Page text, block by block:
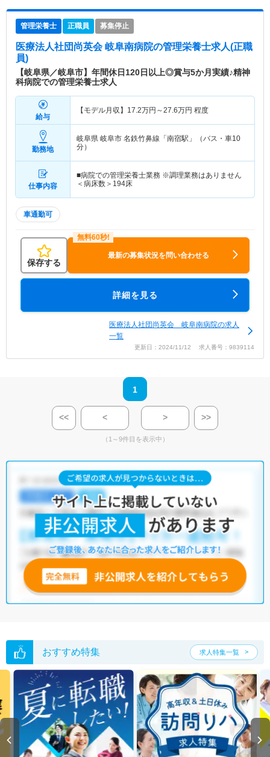
管理栄養士 正職員 募集停止
医療法人社団尚英会 岐阜南病院の管理栄養士求人(正職
員)
【岐阜県／岐阜市】年間休日120日以上◎賞与5か月実績♪精神
科病院での管理栄養士求人
給与
【モデル月収】 17.2万円～27.6万円 程度
勤務地
岐阜県 岐阜市 名鉄竹鼻線「南宿駅」（バス・車10
分）
仕事内容
■病院での管理栄養士業務 ※調理業務はありません
＜病床数＞194床
車通勤可
保存する
最新の募集状況を問い合わせる
詳細を見る
医療法人社団尚英会 岐阜南病院の求人
一覧
更新日：2024/11/12 求人番号：9839114
1
<< < > >>
（1～9件目を表示中）
おすすめ特集 求人特集一覧